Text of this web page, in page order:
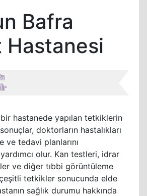
Bafra
Hastanesi
hastanede yapılan tetkiklerin
doktorların hastalıkları
ve tedavi planlarını
olur. Kan testleri, idrar
ve diğer tıbbi görüntüleme
tetkikler sonucunda elde
sağlık durumu hakkında